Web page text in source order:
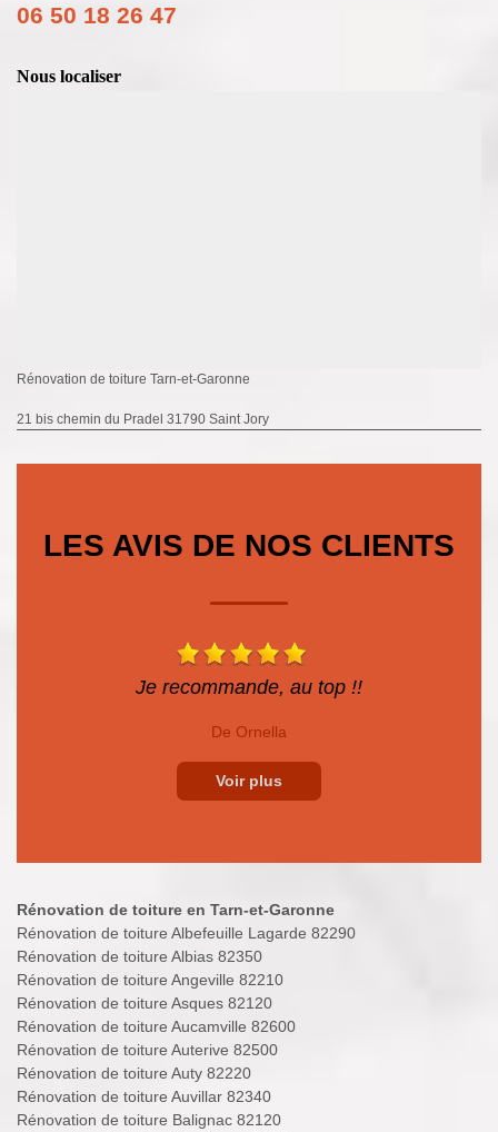
06 50 18 26 47
Nous localiser
Rénovation de toiture Tarn-et-Garonne
21 bis chemin du Pradel 31790 Saint Jory
LES AVIS DE NOS CLIENTS
Je recommande, au top !!
De Ornella
Voir plus
Rénovation de toiture en Tarn-et-Garonne
Rénovation de toiture Albefeuille Lagarde 82290
Rénovation de toiture Albias 82350
Rénovation de toiture Angeville 82210
Rénovation de toiture Asques 82120
Rénovation de toiture Aucamville 82600
Rénovation de toiture Auterive 82500
Rénovation de toiture Auty 82220
Rénovation de toiture Auvillar 82340
Rénovation de toiture Balignac 82120